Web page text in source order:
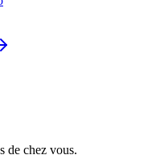
de chez vous.